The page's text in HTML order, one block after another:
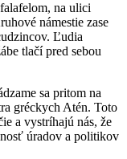
na ulici
námestie zase
Ľudia
tlačí pred sebou
sa pritom na
gréckych Atén. Toto
a vystríhajú nás, že
úradov a politikov